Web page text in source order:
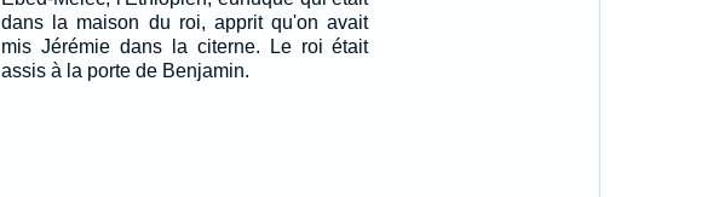
dans la maison du roi, apprit qu'on avait
mis Jérémie dans la citerne. Le roi était
assis à la porte de Benjamin.